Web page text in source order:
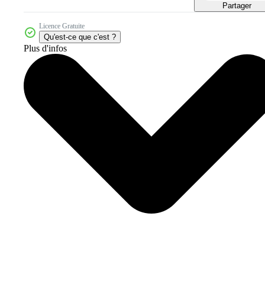
Partager
Licence Gratuite
Qu'est-ce que c'est ?
Plus d'infos